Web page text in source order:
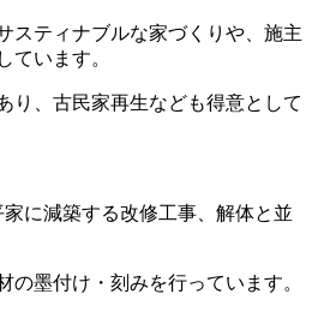
スティナブルな家づくりや、施主
ています。
り、古民家再生なども得意として
に減築する改修工事、解体と並
の墨付け・刻みを行っています。